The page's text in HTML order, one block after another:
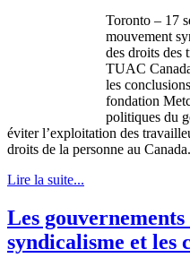
Toronto – 17
mouvement
des droits des
TUAC
les conclusions
fondation
politiques du
éviter l’exploitation des
droits de la personne au Canada.
Lire la suite...
Les
syndicalisme et les